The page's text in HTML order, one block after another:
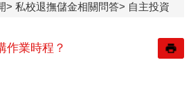
私校退撫儲金相關問答 自主投資
作業時程？